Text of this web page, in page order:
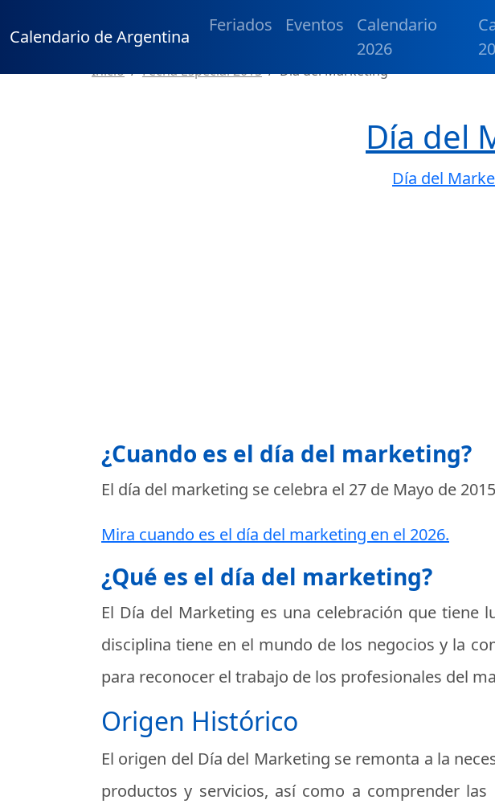
Calendario de Argentina
Feriados Eventos
Calendario
2026
Inicio Fecha Especial 2015 Día del Marketing
Día del
Día del
¿Cuando es el día del marketing?
El día del marketing se celebra el 27 de Mayo de 2015
Mira cuando es el día del marketing en el 2026.
¿Qué es el día del marketing?
El Día del Marketing es una celebración que tiene
disciplina tiene en el mundo de los negocios y la
para reconocer el trabajo de los profesionales del
Origen Histórico
El origen del Día del Marketing se remonta a la
productos y servicios, así como a comprender